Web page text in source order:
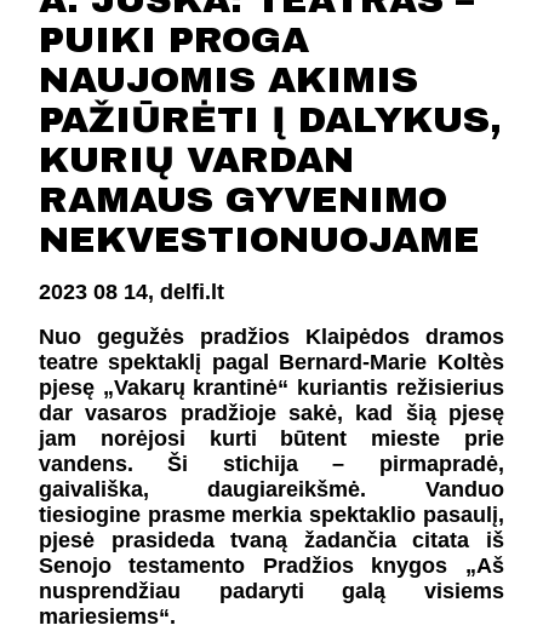
FESTIVALIS „THEATRIUM”
EDUKACIJA IR PARODOS
KULTŪROS PASAS
VIRTUALUS TURAS
DOVANŲ KUPONAS
BILIETAI IR NUOLAIDOS
INFORMACIJA ASMENIMS SU NEGALIA
KAVINĖ „DRAMA-CHA-CHA”
ATRIBUTIKA
NAUJIENOS
VAIKŲ TEATRO STUDIJA
Kontaktai
KONTAKTAI
PARTNERIAI
TEATRO KASA
PUIKI PROGA
NAUJOMIS AKIMIS
PAŽIŪRĖTI Į DALYKUS,
KURIŲ VARDAN
RAMAUS GYVENIMO
NEKVESTIONUOJAME
2023 08 14, delfi.lt
Nuo gegužės pradžios Klaipėdos dramos
teatre spektaklį pagal Bernard-Marie Koltès
pjesę „Vakarų krantinė“ kuriantis režisierius
dar vasaros pradžioje sakė, kad šią pjesę
jam norėjosi kurti būtent mieste prie
vandens. Ši stichija – pirmapradė,
gaivališka, daugiareikšmė. Vanduo
tiesiogine prasme merkia spektaklio pasaulį,
pjesė prasideda tvaną žadančia citata iš
Senojo testamento Pradžios knygos „Aš
nusprendžiau padaryti galą visiems
mariesiems“.